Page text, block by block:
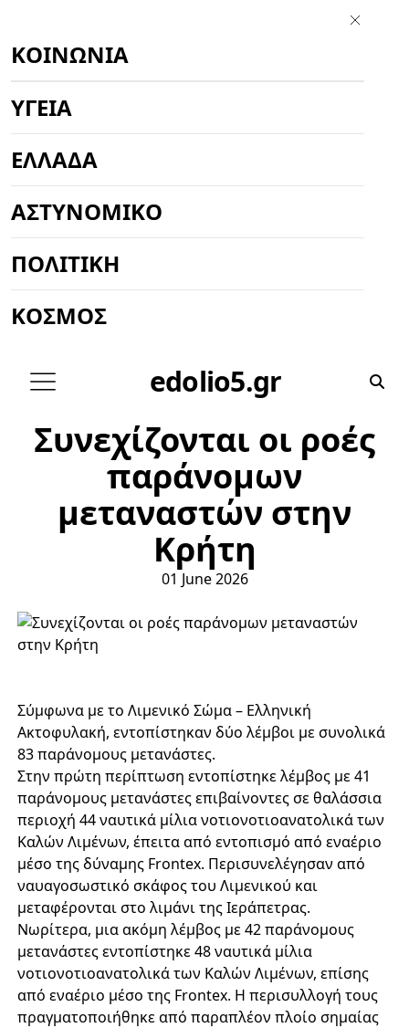
ΚΟΙΝΩΝΊΑ
ΥΓΕΊΑ
ΕΛΛΆΔΑ
ΑΣΤΥΝΟΜΙΚΌ
ΠΟΛΙΤΙΚΉ
ΚΌΣΜΟΣ
edolio5.gr
Συνεχίζονται οι ροές
παράνομων
μεταναστών στην
Κρήτη
01 June 2026
Σύμφωνα με το Λιμενικό Σώμα – Ελληνική
Ακτοφυλακή, εντοπίστηκαν δύο λέμβοι με συνολικά
83 παράνομους μετανάστες.
Στην πρώτη περίπτωση εντοπίστηκε λέμβος με 41
παράνομους μετανάστες επιβαίνοντες σε θαλάσσια
περιοχή 44 ναυτικά μίλια νοτιονοτιοανατολικά των
Καλών Λιμένων, έπειτα από εντοπισμό από εναέριο
μέσο της δύναμης Frontex. Περισυνελέγησαν από
ναυαγοσωστικό σκάφος του Λιμενικού και
μεταφέρονται στο λιμάνι της Ιεράπετρας.
Νωρίτερα, μια ακόμη λέμβος με 42 παράνομους
μετανάστες εντοπίστηκε 48 ναυτικά μίλια
νοτιονοτιοανατολικά των Καλών Λιμένων, επίσης
από εναέριο μέσο της Frontex. Η περισυλλογή τους
πραγματοποιήθηκε από παραπλέον πλοίο σημαίας